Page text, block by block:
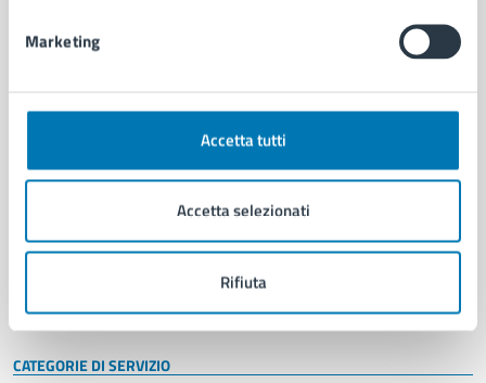
Marketing
Accetta tutti
Accetta selezionati
Rifiuta
AMMINISTRAZIONE
Organi di governo
Enti e fondazioni
Personale amministrativo
Intranet, posta aziendale e protocollo
CATEGORIE DI SERVIZIO